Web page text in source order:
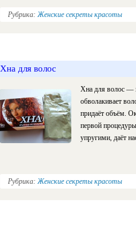
Рубрика: Женские секреты красоты
Хна для волос
Хна для волос —
обволакивает
придаёт объём.
первой
упругими, даёт
Рубрика: Женские секреты красоты